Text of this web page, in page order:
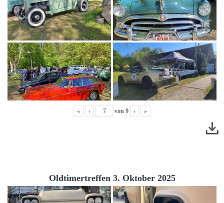
« ‹ von 9 › »
Oldtimertreffen 3. Oktober 2025